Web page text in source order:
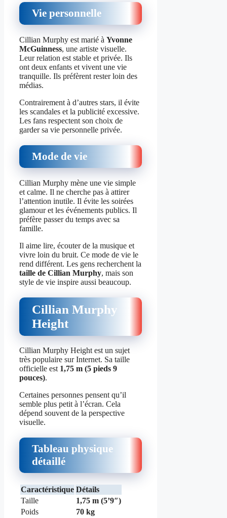
Vie personnelle
Cillian Murphy est marié à Yvonne
McGuinness, une artiste visuelle.
Leur relation est stable et privée. Ils
ont deux enfants et vivent une vie
tranquille. Ils préfèrent rester loin des
médias.
Contrairement à d’autres stars, il évite
les scandales et la publicité excessive.
Les fans respectent son choix de
garder sa vie personnelle privée.
Mode de vie
Cillian Murphy mène une vie simple
et calme. Il ne cherche pas à attirer
l’attention inutile. Il évite les soirées
glamour et les événements publics. Il
préfère passer du temps avec sa
famille.
Il aime lire, écouter de la musique et
vivre loin du bruit. Ce mode de vie le
rend différent. Les gens recherchent la
taille de Cillian Murphy, mais son
style de vie inspire aussi beaucoup.
Cillian Murphy
Height
Cillian Murphy Height est un sujet
très populaire sur Internet. Sa taille
officielle est 1,75 m (5 pieds 9
pouces).
Certaines personnes pensent qu’il
semble plus petit à l’écran. Cela
dépend souvent de la perspective
visuelle.
Tableau physique
détaillé
Caractéristique Détails
Taille
1,75 m (5’9″)
Poids
70 kg